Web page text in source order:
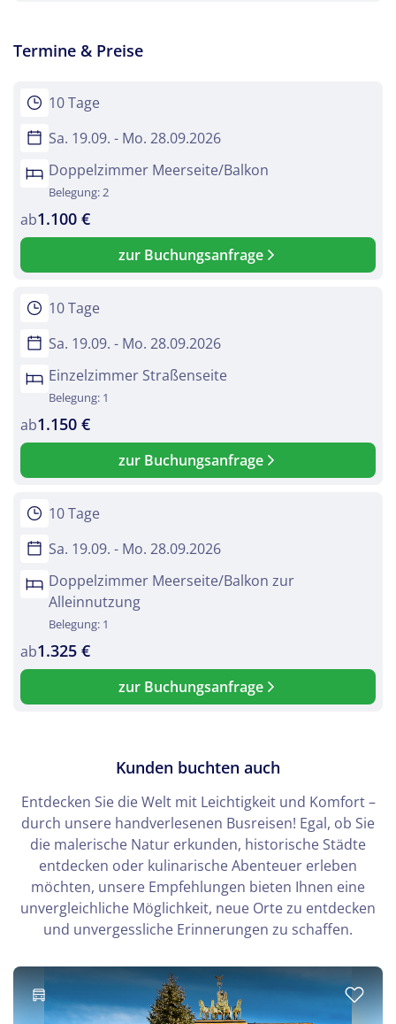
Termine & Preise
10 Tage
Sa. 19.09. - Mo. 28.09.2026
Doppelzimmer Meerseite/Balkon
Belegung: 2
ab1.100 €
zur Buchungsanfrage
10 Tage
Sa. 19.09. - Mo. 28.09.2026
Einzelzimmer Straßenseite
Belegung: 1
ab1.150 €
zur Buchungsanfrage
10 Tage
Sa. 19.09. - Mo. 28.09.2026
Doppelzimmer Meerseite/Balkon zur
Alleinnutzung
Belegung: 1
ab1.325 €
zur Buchungsanfrage
Kunden buchten auch
Entdecken Sie die Welt mit Leichtigkeit und Komfort –
durch unsere handverlesenen Busreisen! Egal, ob Sie
die malerische Natur erkunden, historische Städte
entdecken oder kulinarische Abenteuer erleben
möchten, unsere Empfehlungen bieten Ihnen eine
unvergleichliche Möglichkeit, neue Orte zu entdecken
und unvergessliche Erinnerungen zu schaffen.